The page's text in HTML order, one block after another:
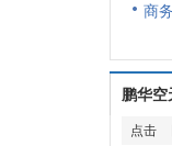
商
鹏华
点击